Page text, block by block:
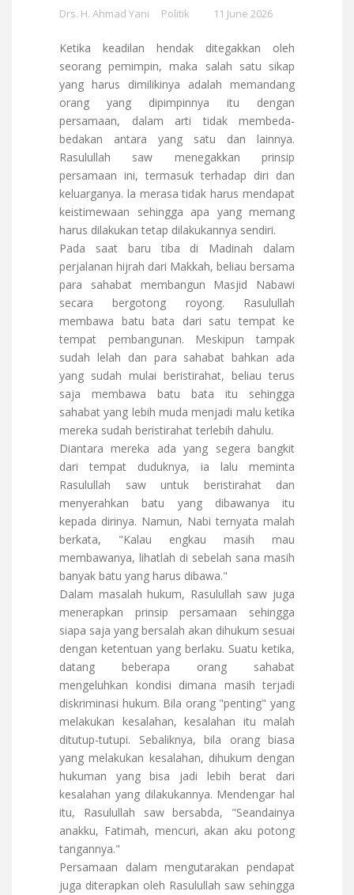
Drs. H. Ahmad Yani Politik 11 June 2026
Ketika keadilan hendak ditegakkan oleh
seorang pemimpin, maka salah satu sikap
yang harus dimilikinya adalah memandang
orang yang dipimpinnya itu dengan
persamaan, dalam arti tidak membeda-
bedakan antara yang satu dan lainnya.
Rasulullah saw menegakkan prinsip
persamaan ini, termasuk terhadap diri dan
keluarganya. la merasa tidak harus mendapat
keistimewaan sehingga apa yang memang
harus dilakukan tetap dilakukannya sendiri.
Pada saat baru tiba di Madinah dalam
perjalanan hijrah dari Makkah, beliau bersama
para sahabat membangun Masjid Nabawi
secara bergotong royong. Rasulullah
membawa batu bata dari satu tempat ke
tempat pembangunan. Meskipun tampak
sudah lelah dan para sahabat bahkan ada
yang sudah mulai beristirahat, beliau terus
saja membawa batu bata itu sehingga
sahabat yang lebih muda menjadi malu ketika
mereka sudah beristirahat terlebih dahulu.
Diantara mereka ada yang segera bangkit
dari tempat duduknya, ia lalu meminta
Rasulullah saw untuk beristirahat dan
menyerahkan batu yang dibawanya itu
kepada dirinya. Namun, Nabi ternyata malah
berkata, "Kalau engkau masih mau
membawanya, lihatlah di sebelah sana masih
banyak batu yang harus dibawa."
Dalam masalah hukum, Rasulullah saw juga
menerapkan prinsip persamaan sehingga
siapa saja yang bersalah akan dihukum sesuai
dengan ketentuan yang berlaku. Suatu ketika,
datang beberapa orang sahabat
mengeluhkan kondisi dimana masih terjadi
diskriminasi hukum. Bila orang "penting" yang
melakukan kesalahan, kesalahan itu malah
ditutup-tutupi. Sebaliknya, bila orang biasa
yang melakukan kesalahan, dihukum dengan
hukuman yang bisa jadi lebih berat dari
kesalahan yang dilakukannya. Mendengar hal
itu, Rasulullah saw bersabda, "Seandainya
anakku, Fatimah, mencuri, akan aku potong
tangannya."
Persamaan dalam mengutarakan pendapat
juga diterapkan oleh Rasulullah saw sehingga